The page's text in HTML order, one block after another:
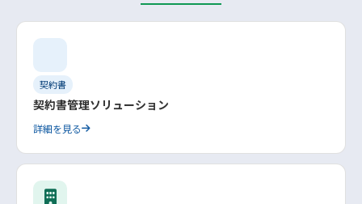
契約書
契約書管理ソリューション
詳細を見る